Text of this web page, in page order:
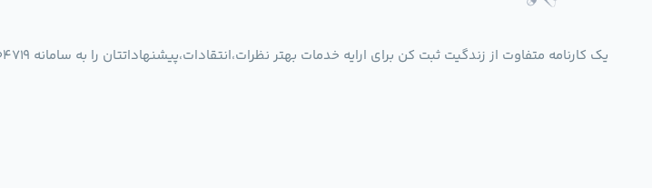
یک کارنامه متفاوت از زندگیت ثبت کن برای ارایه خدمات بهتر نظرات،انتقادات،پیشنهاداتتان را به سامانه 30004719 ارسال کنید